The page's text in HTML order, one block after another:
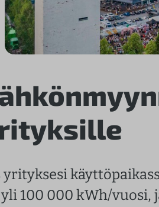
yrityksesi
100 000 kWh/